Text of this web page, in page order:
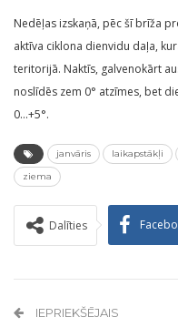
Nedēļas izskaņā, pēc šī brīža
aktīva ciklona dienvidu daļa,
teritorijā. Naktīs, galvenokārt
noslīdēs zem 0° atzīmes, bet
0…+5°.
janvāris laikapstākļi
ziema
Dalīties
IEPRIEKŠĒJAIS